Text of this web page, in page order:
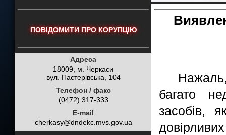
науково-дослідний експертно-
- проведення всих видів судових
експертиз
ПОВІДОМИТИ ПРО КОРУПЦІЮ
Адреса
18009, м. Черкаси
вул. Пастерівська, 104
Телефон / факс
(0472) 317-333
E-mail
cherkasy@dndekc.mvs.gov.ua
багато
засобів,